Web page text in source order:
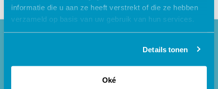
informatie die u aan ze heeft verstrekt of die ze hebben
verzameld op basis van uw gebruik van hun services.
Details tonen
Oké